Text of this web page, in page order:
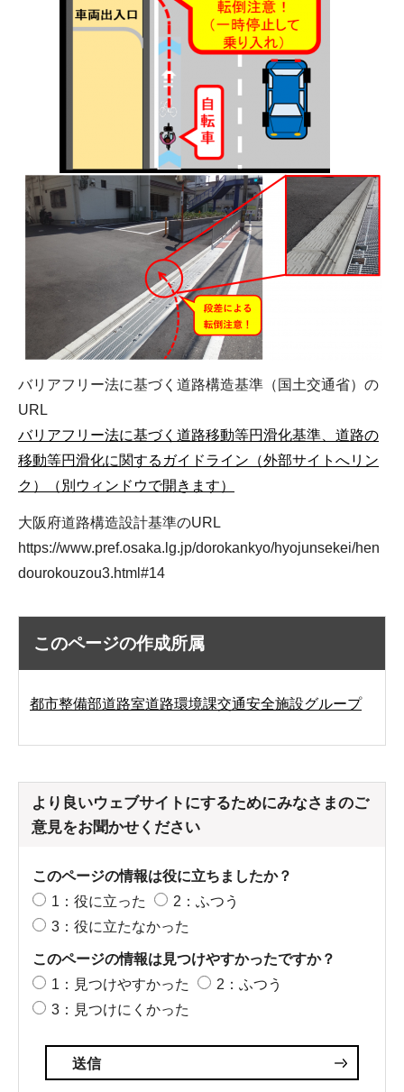
バリアフリー法に基づく道路構造基準（国土交通省）の
URL
バリアフリー法に基づく道路移動等円滑化基準、道路の
移動等円滑化に関するガイドライン（外部サイトへリン
ク）（別ウィンドウで開きます）
大阪府道路構造設計基準のURL
https://www.pref.osaka.lg.jp/dorokankyo/hyojunsekei/hen
dourokouzou3.html#14
このページの作成所属
都市整備部道路室道路環境課交通安全施設グループ
より良いウェブサイトにするためにみなさまのご
意見をお聞かせください
このページの情報は役に立ちましたか？
1：役に立った
2：ふつう
3：役に立たなかった
このページの情報は見つけやすかったですか？
1：見つけやすかった
2：ふつう
3：見つけにくかった